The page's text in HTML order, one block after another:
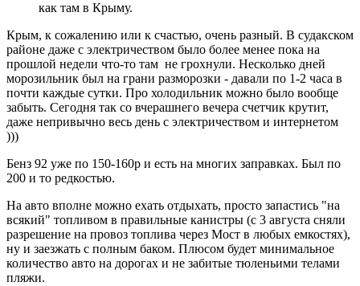
как там в Крыму.
Крым, к сожалению или к счастью, очень разный. В судакском
районе даже с электричеством было более менее пока на
прошлой недели что-то там не грохнули. Несколько дней
морозильник был на грани разморозки - давали по 1-2 часа в
почти каждые сутки. Про холодильник можно было вообще
забыть. Сегодня так со вчерашнего вечера счетчик крутит,
даже непривычно весь день с электричеством и интернетом
)))
Бенз 92 уже по 150-160р и есть на многих заправках. Был по
200 и то редкостью.
На авто вполне можно ехать отдыхать, просто запастись "на
всякий" топливом в правильные канистры (с 3 августа сняли
разрешение на провоз топлива через Мост в любых емкостях),
ну и заезжать с полным баком. Плюсом будет минимальное
количество авто на дорогах и не забитые тюленьими телами
пляжи.